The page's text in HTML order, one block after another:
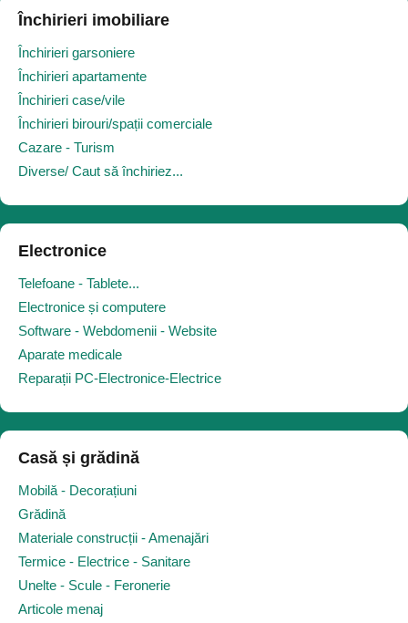
Închirieri imobiliare
Închirieri garsoniere
Închirieri apartamente
Închirieri case/vile
Închirieri birouri/spații comerciale
Cazare - Turism
Diverse/ Caut să închiriez...
Electronice
Telefoane - Tablete...
Electronice și computere
Software - Webdomenii - Website
Aparate medicale
Reparații PC-Electronice-Electrice
Casă și grădină
Mobilă - Decorațiuni
Grădină
Materiale construcții - Amenajări
Termice - Electrice - Sanitare
Unelte - Scule - Feronerie
Articole menaj